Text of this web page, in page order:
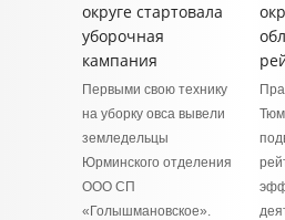
округе стартовала
уборочная
кампания
Первыми свою технику
на уборку овса вывели
земледельцы
Юрминского отделения
ООО СП
«Голышмановское».